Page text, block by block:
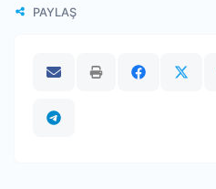
PAYLAŞ